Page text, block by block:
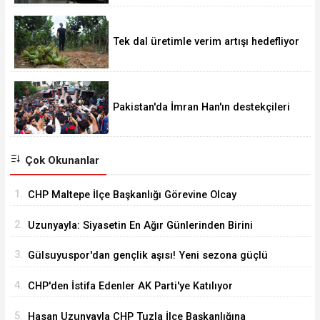
Tek dal üretimle verim artışı hedefliyor
Pakistan'da İmran Han'ın destekçileri
Çok Okunanlar
1. CHP Maltepe İlçe Başkanlığı Görevine Olcay
2. Uzunyayla: Siyasetin En Ağır Günlerinden Birini
3. Gülsuyuspor'dan gençlik aşısı! Yeni sezona güçlü
4. CHP'den İstifa Edenler AK Parti'ye Katılıyor
5. Hasan Uzunyayla CHP Tuzla İlçe Başkanlığına